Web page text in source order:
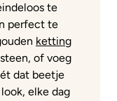
te
perfect te
ketting
of voeg
dat beetje
elke dag